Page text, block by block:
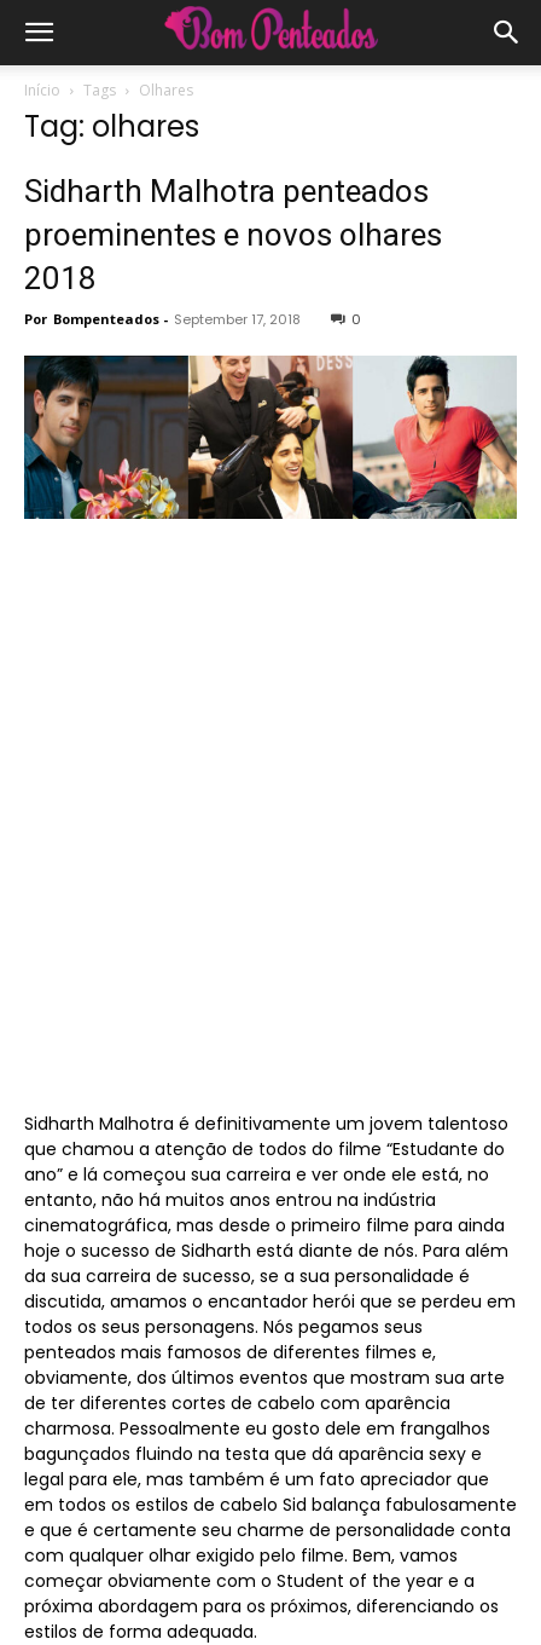
Início Tags Olhares
Tag: olhares
Sidharth Malhotra penteados
proeminentes e novos olhares
2018
Por Bompenteados - September 17, 2018 0
Sidharth Malhotra é definitivamente um jovem talentoso
que chamou a atenção de todos do filme “Estudante do
ano” e lá começou sua carreira e ver onde ele está, no
entanto, não há muitos anos entrou na indústria
cinematográfica, mas desde o primeiro filme para ainda
hoje o sucesso de Sidharth está diante de nós. Para além
da sua carreira de sucesso, se a sua personalidade é
discutida, amamos o encantador herói que se perdeu em
todos os seus personagens. Nós pegamos seus
penteados mais famosos de diferentes filmes e,
obviamente, dos últimos eventos que mostram sua arte
de ter diferentes cortes de cabelo com aparência
charmosa. Pessoalmente eu gosto dele em frangalhos
bagunçados fluindo na testa que dá aparência sexy e
legal para ele, mas também é um fato apreciador que
em todos os estilos de cabelo Sid balança fabulosamente
e que é certamente seu charme de personalidade conta
com qualquer olhar exigido pelo filme. Bem, vamos
começar obviamente com o Student of the year e a
próxima abordagem para os próximos, diferenciando os
estilos de forma adequada.